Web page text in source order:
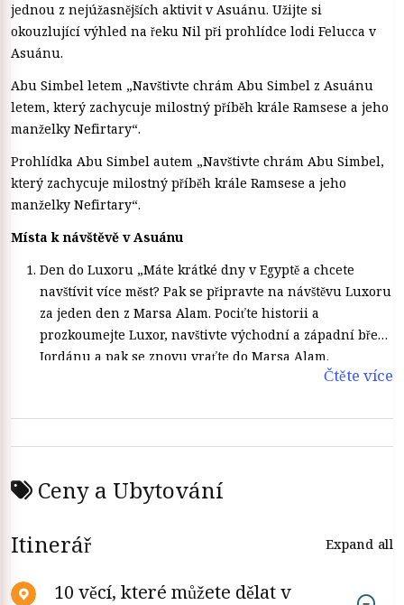
jednou z nejúžasnějších aktivit v Asuánu. Užijte si
okouzlující výhled na řeku Nil při prohlídce lodi Felucca v
Asuánu.
Abu Simbel letem „Navštivte chrám Abu Simbel z Asuánu
letem, který zachycuje milostný příběh krále Ramsese a jeho
manželky Nefirtary“.
Prohlídka Abu Simbel autem „Navštivte chrám Abu Simbel,
který zachycuje milostný příběh krále Ramsese a jeho
manželky Nefirtary“.
Místa k návštěvě v Asuánu
Den do Luxoru „Máte krátké dny v Egyptě a chcete
navštívit více měst? Pak se připravte na návštěvu Luxoru
za jeden den z Marsa Alam. Pociťte historii a
prozkoumejte Luxor, navštivte východní a západní břeh
Jordánu a pak se znovu vraťte do Marsa Alam.
Čtěte více
Ceny a Ubytování
Itinerář
Expand all
10 věcí, které můžete dělat v